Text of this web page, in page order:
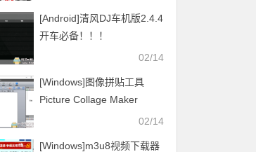
[Android]清风DJ车机版2.4.4
开车必备！！！
02/14
[Windows]图像拼贴工具
Picture Collage Maker
02/14
[Windows]m3u8视频下载器